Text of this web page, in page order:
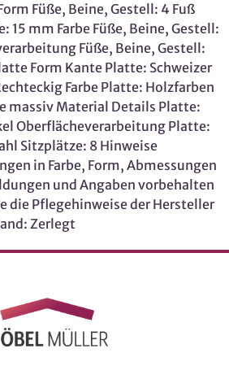
Füße, Beine, Gestell: 4 Fuß
15 mm Farbe Füße, Beine, Gestell:
Füße, Beine, Gestell:
Form Kante Platte: Schweizer
Farbe Platte: Holzfarben
massiv Material Details Platte:
Oberflächeverarbeitung Platte:
Sitzplätze: 8 Hinweise
in Farbe, Form, Abmessungen
und Angaben vorbehalten
die Pflegehinweise der Hersteller
Zerlegt